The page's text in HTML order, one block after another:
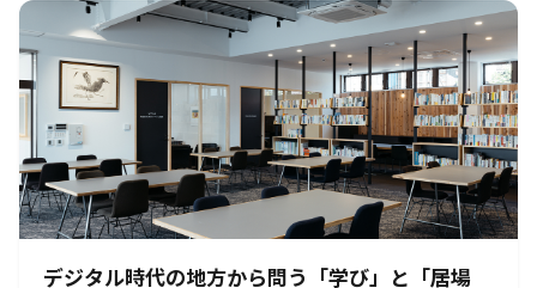
デジタル時代の地方から問う「学び」と「居場